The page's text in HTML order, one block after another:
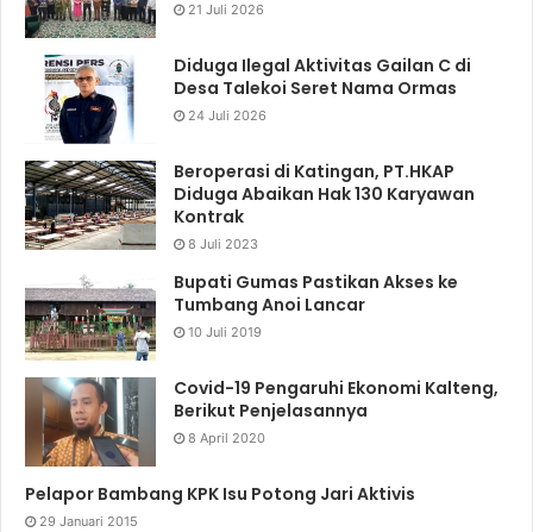
21 Juli 2026
Diduga Ilegal Aktivitas Gailan C di
Desa Talekoi Seret Nama Ormas
24 Juli 2026
Beroperasi di Katingan, PT.HKAP
Diduga Abaikan Hak 130 Karyawan
Kontrak
8 Juli 2023
Bupati Gumas Pastikan Akses ke
Tumbang Anoi Lancar
10 Juli 2019
Covid-19 Pengaruhi Ekonomi Kalteng,
Berikut Penjelasannya
8 April 2020
Pelapor Bambang KPK Isu Potong Jari Aktivis
29 Januari 2015